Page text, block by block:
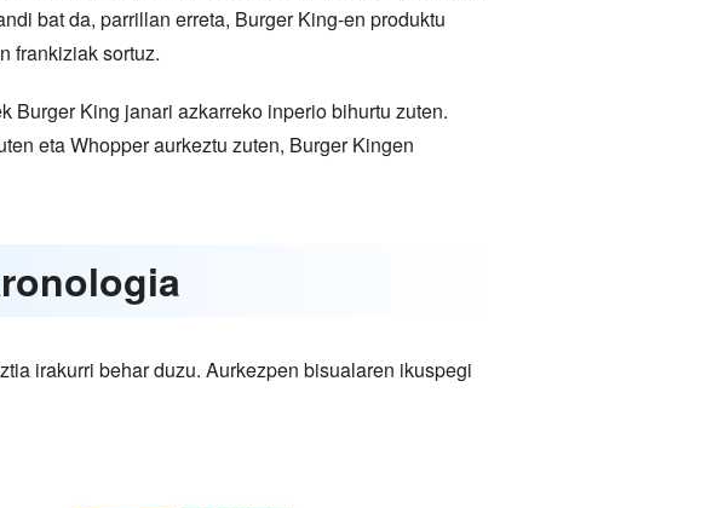
bat da, parrillan erreta, Burger King-en produktu
frankiziak sortuz.
Burger King janari azkarreko inperio bihurtu zuten.
eta Whopper aurkeztu zuten, Burger Kingen
irakurri behar duzu. Aurkezpen bisualaren ikuspegi